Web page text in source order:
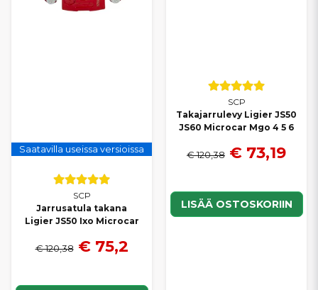
Saatavilla useissa versioissa
SCP
Jarrusatula takana
Ligier JS50 Ixo Microcar
€ 120,38 € 75,2
SCP
Takajarrulevy Ligier JS50
JS60 Microcar Mgo 4 5 6
€ 120,38 € 73,19
LISÄÄ OSTOSKORIIN